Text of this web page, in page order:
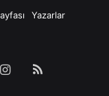
Yazarlar
Instagram
RSS